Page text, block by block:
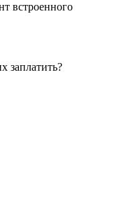
встроенного
заплатить?